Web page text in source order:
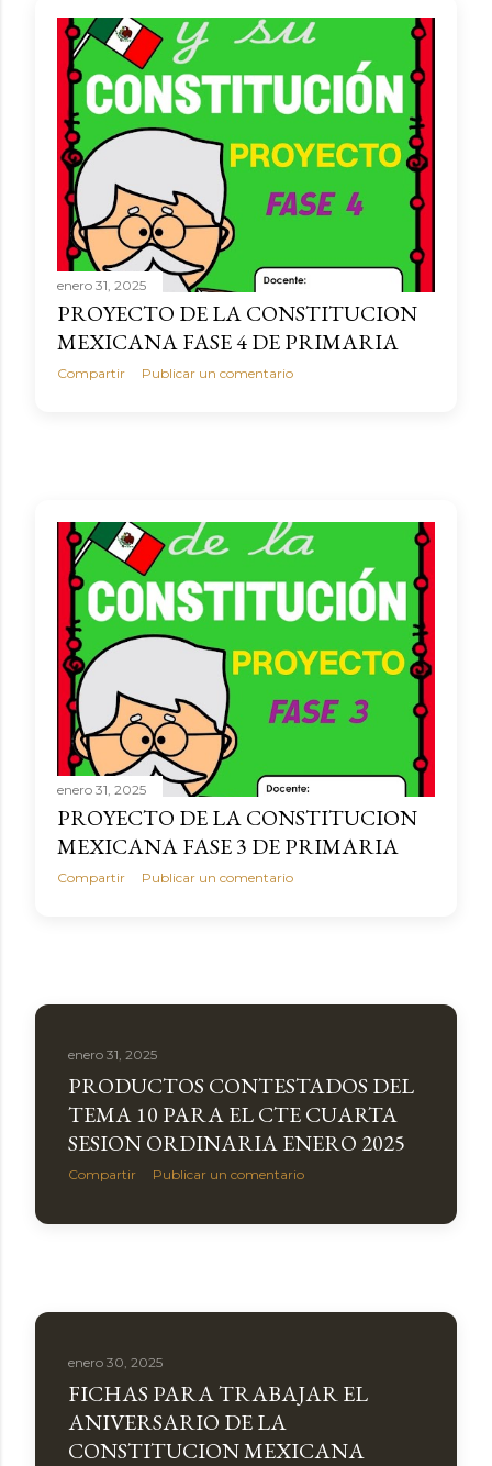
enero 31, 2025
PROYECTO DE LA CONSTITUCION
MEXICANA FASE 4 DE PRIMARIA
Compartir Publicar un comentario
enero 31, 2025
PROYECTO DE LA CONSTITUCION
MEXICANA FASE 3 DE PRIMARIA
Compartir Publicar un comentario
enero 31, 2025
PRODUCTOS CONTESTADOS DEL
TEMA 10 PARA EL CTE CUARTA
SESION ORDINARIA ENERO 2025
Compartir Publicar un comentario
enero 30, 2025
FICHAS PARA TRABAJAR EL
ANIVERSARIO DE LA
CONSTITUCION MEXICANA